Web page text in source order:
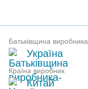
Батьківщина виробника
Україна
Країна виробник
Китай